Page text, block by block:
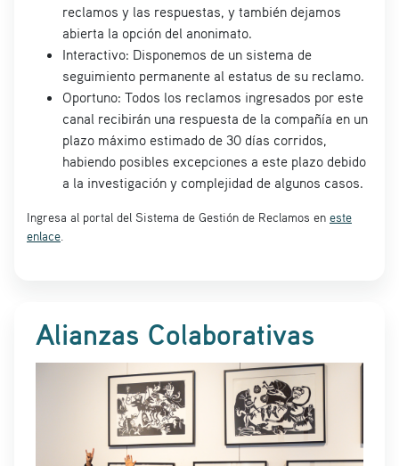
reclamos y las respuestas, y también dejamos
abierta la opción del anonimato.
Interactivo: Disponemos de un sistema de
seguimiento permanente al estatus de su reclamo.
Oportuno: Todos los reclamos ingresados por este
canal recibirán una respuesta de la compañía en un
plazo máximo estimado de 30 días corridos,
habiendo posibles excepciones a este plazo debido
a la investigación y complejidad de algunos casos.
Ingresa al portal del Sistema de Gestión de Reclamos en este
enlace
Alianzas Colaborativas